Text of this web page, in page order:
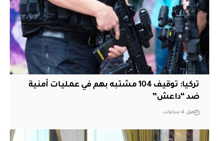
تركيا: توقيف 104 مشتبه بهم في عمليات أمنية
ضد “داعش”
قبل 4 ساعات